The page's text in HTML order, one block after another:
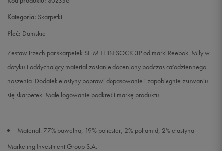
Kategoria: Skarpetki
Płeć: Damskie
Zestaw trzech par skarpetek SE M THIN SOCK 3P od marki Reebok. Miły w
dotyku i oddychający materiał zostanie doceniony podczas całodziennego
noszenia. Dodatek elastyny poprawi dopasowanie i zapobiegnie zsuwaniu
się skarpetek. Małe logowanie podkreśli markę produktu.
Materiał: 77% bawełna, 19% poliester, 2% poliamid, 2% elastyna
Marketing Investment Group S.A.